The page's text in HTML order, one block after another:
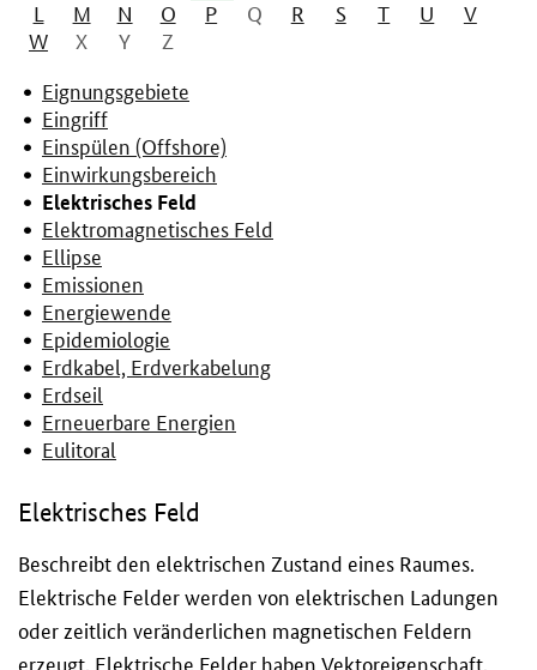
L
M N O P Q R S T U
V
W
X Y Z
Eignungsgebiete
Eingriff
Einspülen (Offshore)
Einwirkungsbereich
Elektrisches Feld
Elektromagnetisches Feld
Ellipse
Emissionen
Energiewende
Epidemiologie
Erdkabel, Erdverkabelung
Erdseil
Erneuerbare Energien
Eulitoral
Elektrisches Feld
Beschreibt den elektrischen Zustand eines Raumes.
Elektrische Felder werden von elektrischen Ladungen
oder zeitlich veränderlichen magnetischen Feldern
erzeugt. Elektrische Felder haben Vektoreigenschaft.